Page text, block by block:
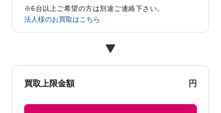
※6台以上ご希望の方は別途ご連絡下さい。
法人様のお買取はこちら
買取上限金額 円